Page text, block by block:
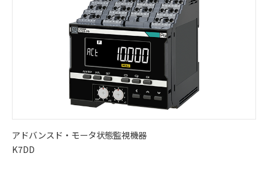
アドバンスド・ モータ状態監視機器
K7DD